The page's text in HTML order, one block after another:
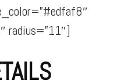
radius=”11″]